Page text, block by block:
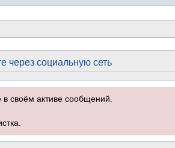
через социальную сеть
своём активе сообщений.